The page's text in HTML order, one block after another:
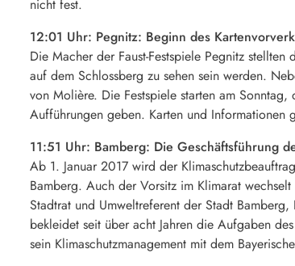
nicht fest.
12:01 Uhr: Pegnitz: Beginn des
Die Macher der Faust-Festspiele Pegnitz
auf dem Schlossberg zu sehen sein werden.
von Molière. Die Festspiele starten am
Aufführungen geben. Karten und Informationen
11:51 Uhr: Bamberg: Die Geschäftsführung
Ab 1. Januar 2017 wird der
Bamberg. Auch der Vorsitz im Klimarat
Stadtrat und Umweltreferent der Stadt
bekleidet seit über acht Jahren die Aufgaben
sein Klimaschutzmanagement mit dem